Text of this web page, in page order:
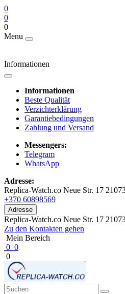
0
0
0
Menu
Informationen
Informationen
Beste Qualität
Verzichterklärung
Garantiebedingungen
Zahlung und Versand
Messengers:
Telegram
WhatsApp
Adresse:
Replica-Watch.co Neue Str. 17
+370 60898569
Adresse
Replica-Watch.co Neue Str. 17
Zu den Kontakten gehen
Mein Bereich
0 0
0